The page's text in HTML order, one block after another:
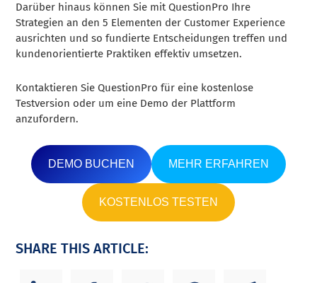
Darüber hinaus können Sie mit QuestionPro Ihre
Strategien an den 5 Elementen der Customer Experience
ausrichten und so fundierte Entscheidungen treffen und
kundenorientierte Praktiken effektiv umsetzen.
Kontaktieren Sie QuestionPro für eine kostenlose
Testversion oder um eine Demo der Plattform
anzufordern.
DEMO BUCHEN MEHR ERFAHREN
KOSTENLOS TESTEN
SHARE THIS ARTICLE: